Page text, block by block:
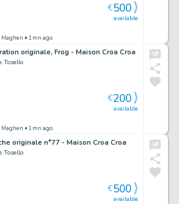
• 1mn ago
available
€500
originale, Frog - Maison Croa Croa
Tosello
• 1mn ago
available
€200
originale n°77 - Maison Croa Croa
Tosello
available
€500